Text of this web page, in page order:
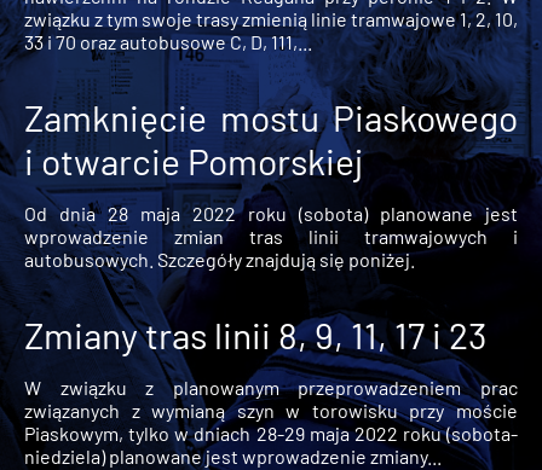
związku z tym swoje trasy zmienią linie tramwajowe 1, 2, 10,
33 i 70 oraz autobusowe C, D, 111,...
Zamknięcie mostu Piaskowego
i otwarcie Pomorskiej
Od dnia 28 maja 2022 roku (sobota) planowane jest
wprowadzenie zmian tras linii tramwajowych i
autobusowych. Szczegóły znajdują się poniżej.
Zmiany tras linii 8, 9, 11, 17 i 23
W związku z planowanym przeprowadzeniem prac
związanych z wymianą szyn w torowisku przy moście
Piaskowym, tylko w dniach 28-29 maja 2022 roku (sobota-
niedziela) planowane jest wprowadzenie zmiany...